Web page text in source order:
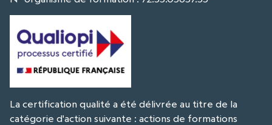
La certification qualité a été délivrée au titre de la
catégorie d'action suivante : actions de formations